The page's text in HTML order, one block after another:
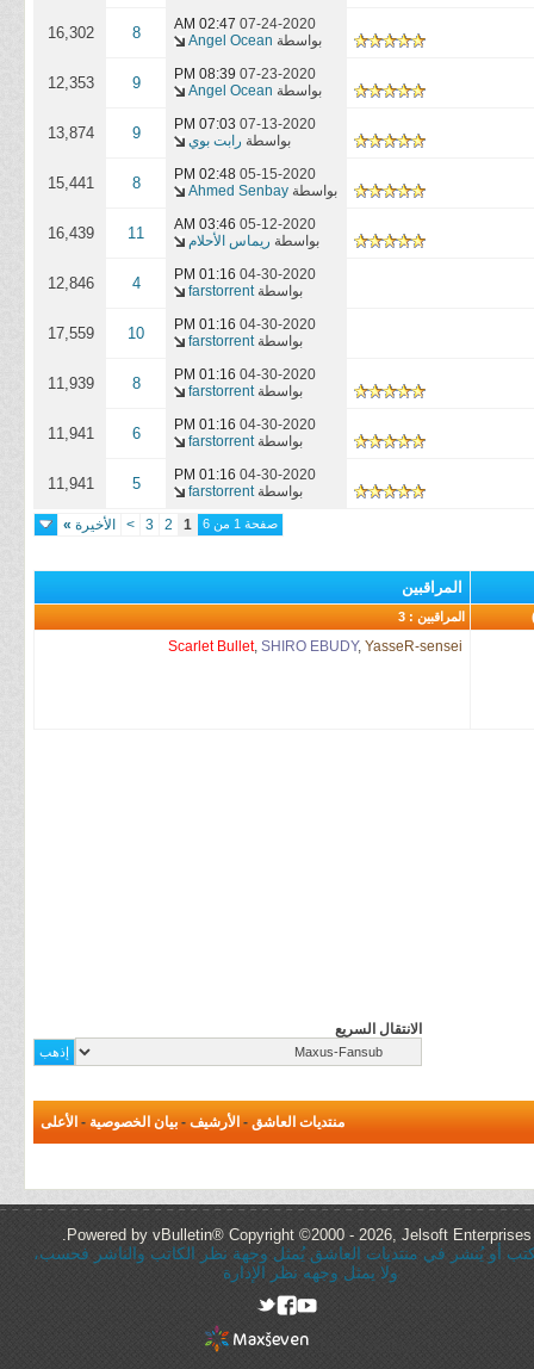
07-24-2020
02:47 AM
بواسطة Angel Ocean
8
16,302
07-23-2020
08:39 PM
بواسطة Angel Ocean
9
12,353
07-13-2020
07:03 PM
بواسطة رابت بوي 9
13,874
05-15-2020
02:48 PM
بواسطة Ahmed Senbay
8
15,441
05-12-2020
03:46 AM
بواسطة ريماس الأحلام 11
16,439
04-30-2020
01:16 PM
بواسطةfarstorrent
4
12,846
04-30-2020
01:16 PM
بواسطةfarstorrent
10
17,559
04-30-2020
01:16 PM
بواسطةfarstorrent
8
11,939
04-30-2020
01:16 PM
بواسطةfarstorrent
6
11,941
04-30-2020
01:16 PM
بواسطةfarstorrent
5
11,941
صفحة 1 من 6 1
2
3
> الأخيرة »
المراقبين
المراقبين : 3
Scarlet Bullet, SHIRO EBUDY, YasseR-sensei
الانتقال السريع
منتديات العاشق - الأرشيف - بيان الخصوصية - الأعلى
Powered by vBulletin® Copyright ©2000 - 2026, Jelsoft Enterprises
أو يُنشر في منتديات العاشق يُمثل وجهة نظر الكاتب والناشر فحسب،
ولا يمثل وجهه نظر الإدارة